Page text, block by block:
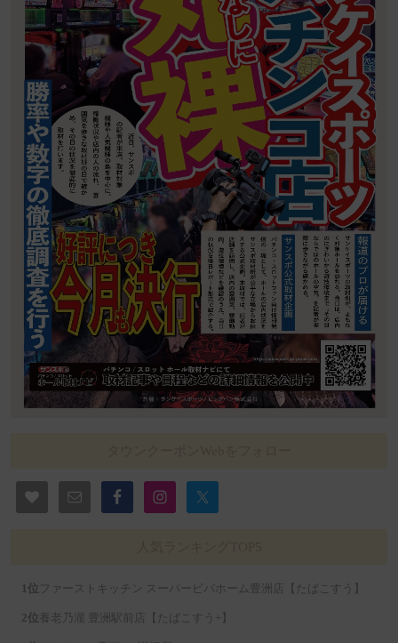
ファーストキッチン スーパービバホーム豊洲店【たばこすう】
養老乃瀧 豊洲駅前店【たばこすう+】